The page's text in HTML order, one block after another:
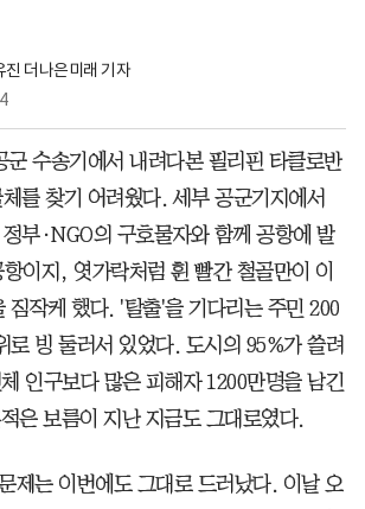
더나은미래 기자
수송기에서 내려다본 필리핀 타클로반
를 찾기 어려웠다. 세부 공군기지에서
부·NGO의 구호물자와 함께 공항에 발
이지, 엿가락처럼 휜 빨간 철골만이 이
짐작케 했다. '탈출'을 기다리는 주민 200
로 빙 둘러서 있었다. 도시의 95%가 쓸려
인구보다 많은 피해자 1200만명을 남긴
은 보름이 지난 지금도 그대로였다.
제는 이번에도 그대로 드러났다. 이날 오